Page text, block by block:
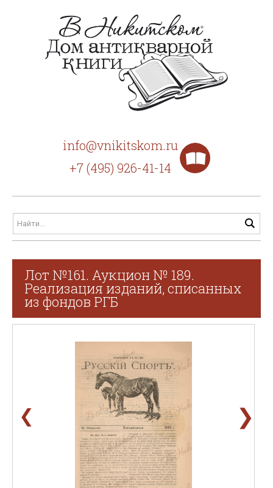
info@vnikitskom.ru
+7 (495) 926-41-14
Лот №161. Аукцион № 189.
Реализация изданий, списанных
из фондов РГБ
❮ ❯